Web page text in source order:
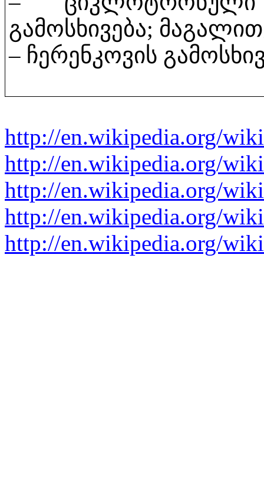
გამოსხივება;
– ჩერენკოვის
http://en.wikipedia.org/
http://en.wikipedia.org/
http://en.wikipedia.org/
http://en.wikipedia.org/
http://en.wikipedia.org/